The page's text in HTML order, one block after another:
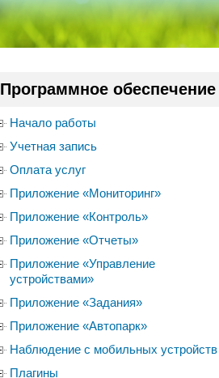
Программное обеспечение
Начало работы
Учетная запись
Оплата услуг
Приложение «Мониторинг»
Приложение «Контроль»
Приложение «Отчеты»
Приложение «Управление
устройствами»
Приложение «Задания»
Приложение «Автопарк»
Наблюдение с мобильных устройств
Плагины